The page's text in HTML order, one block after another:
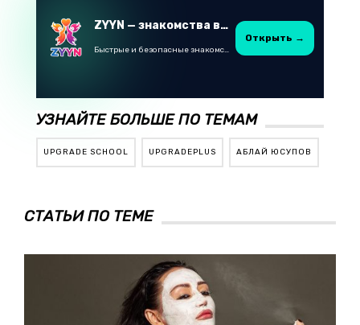
ZYYN — знакомства в Казахстане
Быстрые и безопасные знакомства в Telegram
Открыть →
УЗНАЙТЕ БОЛЬШЕ ПО ТЕМАМ
UPGRADE SCHOOL UPGRADEPLUS АБЛАЙ ЮСУПОВ
СТАТЬИ ПО ТЕМЕ